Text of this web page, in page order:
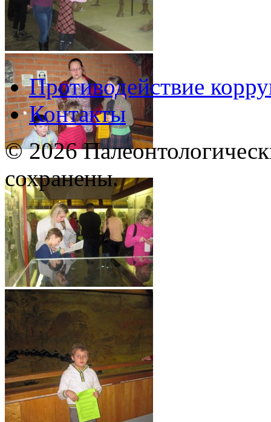
Противодействие
Контакты
© 2026
сохранены.